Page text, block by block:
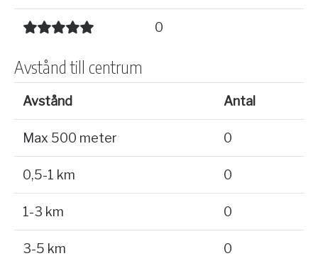
0
Avstånd till centrum
Avstånd Antal
Max 500 meter 0
0,5-1 km 0
1-3 km 0
3-5 km 0